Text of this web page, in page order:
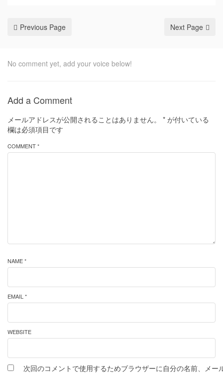
Previous Page Next Page
No comment yet, add your voice below!
Add a Comment
メールアドレスが公開されることはありません。 * が付いている
欄は必須項目です
COMMENT *
NAME *
EMAIL *
WEBSITE
次回のコメントで使用するためブラウザーに自分の名前、メー